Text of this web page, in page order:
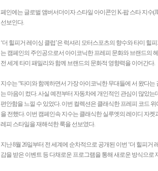
페인에는 글로벌 앰버서더이자 스타일 아이콘인 K-팝 스타 지수
선보인다.
‘더 힐피거 레이싱 클럽’은 럭셔리 모터스포츠의 향수와 타미 힐
는 캠페인의 주인공으로서 아이코닉한 프레피 문화와 브랜드의
전 세계 타미 패밀리와 함께 브랜드의 문화적 영향력을 이어간다.
지수는 “타미와 함께하면서 가장 아이코닉한 무대들에 서 왔다
는 마음이 컸다. 사실 예전부터 자동차에 개인적인 관심이 많았
편안함을 느낄 수 있었다. 이번 컬렉션은 클래식한 프레피 코드
을 전했다. 이번 캠페인속 지수는 클래식한 실루엣의 레이디 자
레피 스타일을 재해석한 룩을 선보였다.
지난 8월 26일부터 전 세계에 순차적으로 공개된 이번 ‘더 힐피
감을 받은 이벤트 등 다채로운 프로그램을 통해 새로운 방식으로